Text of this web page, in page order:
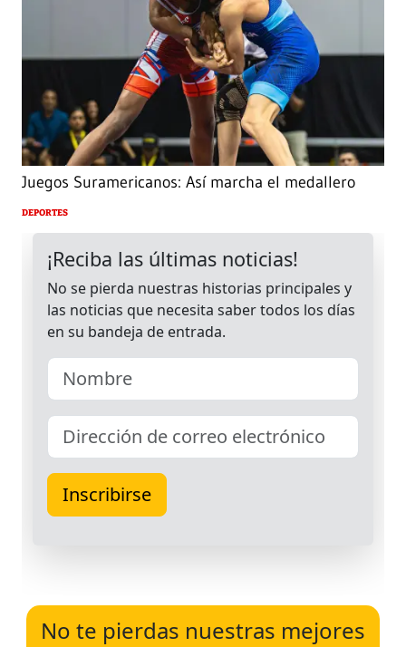
Juegos Suramericanos: Así marcha el medallero
DEPORTES
No te pierdas nuestras mejores